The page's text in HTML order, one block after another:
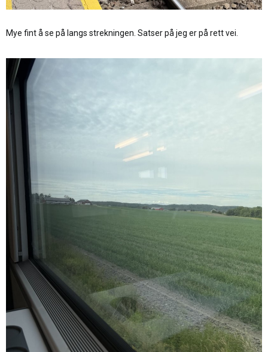
Mye fint å se på langs strekningen. Satser på jeg er på rett vei.